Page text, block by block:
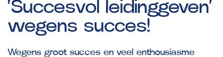
‘Succesvol
leidinggeven’
wegens succes!
Wegens groot succes en veel enthousiasme